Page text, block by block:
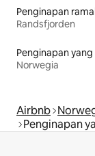
Randsfjorden
Norwegia
Airbnb
Penginapan